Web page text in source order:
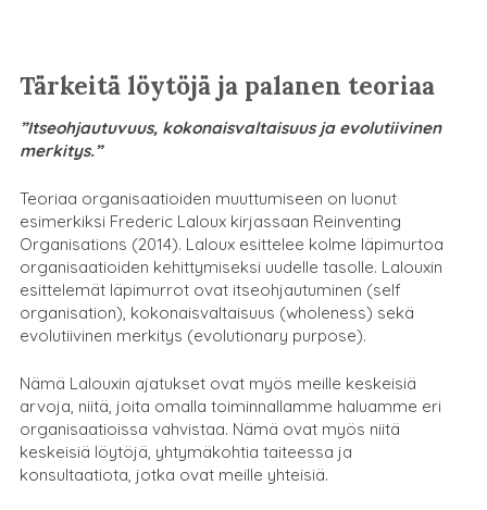
Tärkeitä löytöjä ja palanen teoriaa
”Itseohjautuvuus, kokonaisvaltaisuus ja evolutiivinen
merkitys.”
Teoriaa organisaatioiden muuttumiseen on luonut
esimerkiksi Frederic Laloux kirjassaan Reinventing
Organisations (2014). Laloux esittelee kolme läpimurtoa
organisaatioiden kehittymiseksi uudelle tasolle. Lalouxin
esittelemät läpimurrot ovat itseohjautuminen (self
organisation), kokonaisvaltaisuus (wholeness) sekä
evolutiivinen merkitys (evolutionary purpose).
Nämä Lalouxin ajatukset ovat myös meille keskeisiä
arvoja, niitä, joita omalla toiminnallamme haluamme eri
organisaatioissa vahvistaa. Nämä ovat myös niitä
keskeisiä löytöjä, yhtymäkohtia taiteessa ja
konsultaatiota, jotka ovat meille yhteisiä.